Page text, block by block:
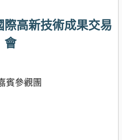
高新技術成果交易
會
賓參觀團